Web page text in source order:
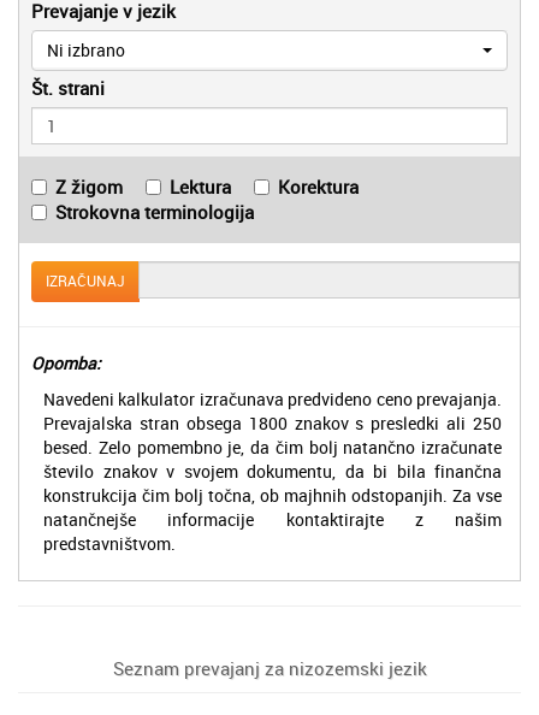
Prevajanje v jezik
Ni izbrano
Št. strani
Z žigom Lektura
Korektura
Strokovna terminologija
IZRAČUNAJ
Opomba:
Navedeni kalkulator izračunava predvideno ceno prevajanja.
Prevajalska stran obsega 1800 znakov s presledki ali 250
besed. Zelo pomembno je, da čim bolj natančno izračunate
število znakov v svojem dokumentu, da bi bila finančna
konstrukcija čim bolj točna, ob majhnih odstopanjih. Za vse
natančnejše informacije kontaktirajte z našim
predstavništvom.
Seznam prevajanj za nizozemski jezik